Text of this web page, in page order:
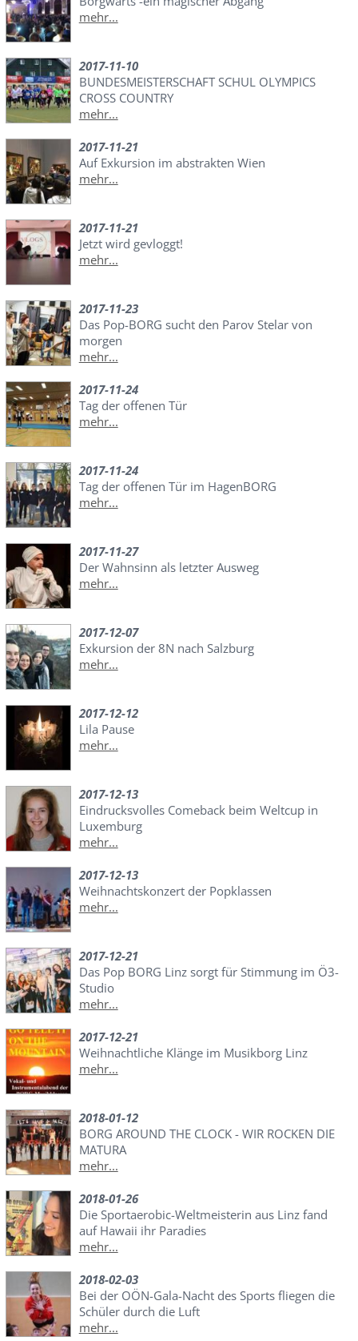
mehr...
2017-11-10
BUNDESMEISTERSCHAFT SCHUL OLYMPICS
CROSS COUNTRY
mehr...
2017-11-21
Auf Exkursion im abstrakten Wien
mehr...
2017-11-21
Jetzt wird gevloggt!
mehr...
2017-11-23
Das Pop-BORG sucht den Parov Stelar von
morgen
mehr...
2017-11-24
Tag der offenen Tür
mehr...
2017-11-24
Tag der offenen Tür im HagenBORG
mehr...
2017-11-27
Der Wahnsinn als letzter Ausweg
mehr...
2017-12-07
Exkursion der 8N nach Salzburg
mehr...
2017-12-12
Lila Pause
mehr...
2017-12-13
Eindrucksvolles Comeback beim Weltcup in
Luxemburg
mehr...
2017-12-13
Weihnachtskonzert der Popklassen
mehr...
2017-12-21
Das Pop BORG Linz sorgt für Stimmung im Ö3-
Studio
mehr...
2017-12-21
Weihnachtliche Klänge im Musikborg Linz
mehr...
2018-01-12
BORG AROUND THE CLOCK - WIR ROCKEN DIE
MATURA
mehr...
2018-01-26
Die Sportaerobic-Weltmeisterin aus Linz fand
auf Hawaii ihr Paradies
mehr...
2018-02-03
Bei der OÖN-Gala-Nacht des Sports fliegen die
Schüler durch die Luft
mehr...